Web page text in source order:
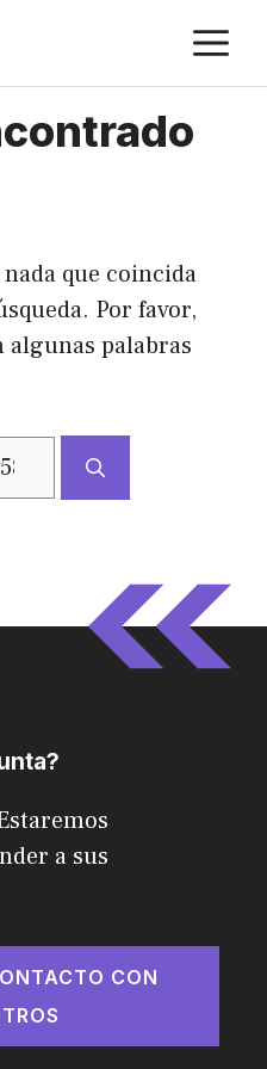
que coincida
Por favor,
palabras
a sus
CON